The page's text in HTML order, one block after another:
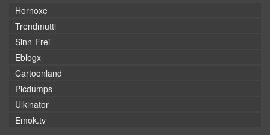
Hornoxe
Trendmutti
Sinn-Frei
Eblogx
Cartoonland
Picdumps
Ulkinator
Emok.tv